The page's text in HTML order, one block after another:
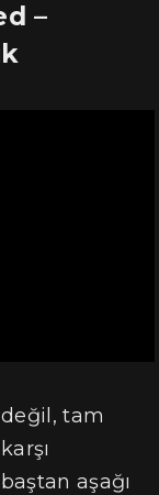
–
tam
aşağı